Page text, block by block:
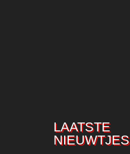
LAATSTE
NIEUWTJES